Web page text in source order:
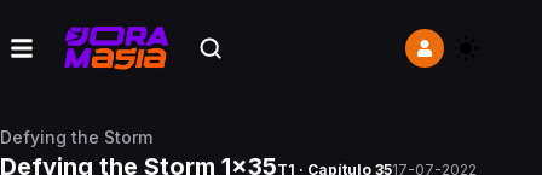
Defying the Storm
Defying the Storm 1x35T1 · Capítulo 3517-07-2022